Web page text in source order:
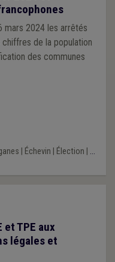
mars 2024 les arrêtés
de la population
des communes
Échevin Élection ...
et TPE aux
légales et